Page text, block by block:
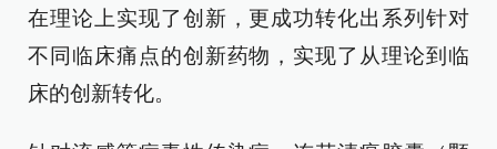
在理论上实现了创新，更成功转化出系列针对
不同临床痛点的创新药物，实现了从理论到临
床的创新转化。